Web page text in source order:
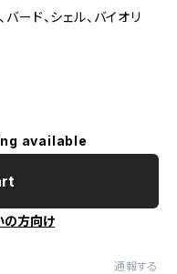
ード、シェル、バイオリ
available
の方向け
通報する